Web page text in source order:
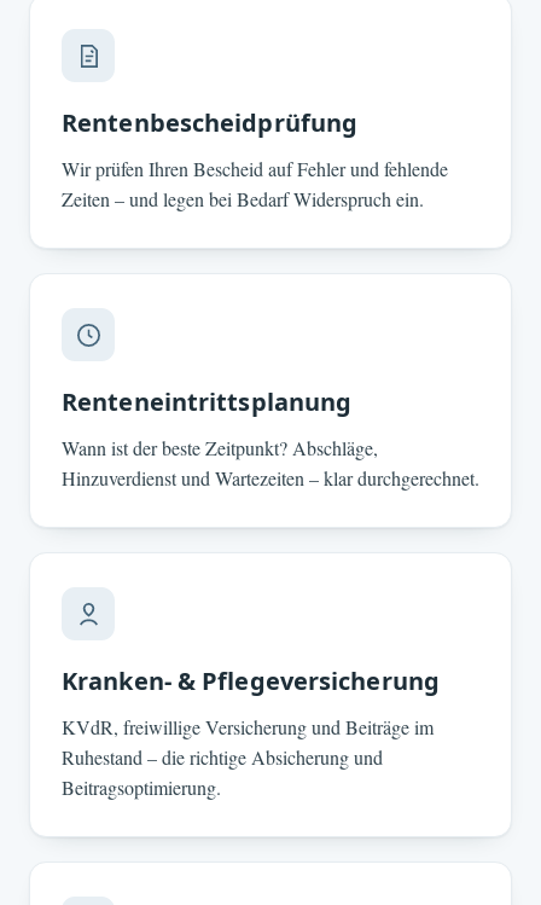
Rentenbescheidprüfung
Wir prüfen Ihren Bescheid auf Fehler und fehlende
Zeiten – und legen bei Bedarf Widerspruch ein.
Renteneintrittsplanung
Wann ist der beste Zeitpunkt? Abschläge,
Hinzuverdienst und Wartezeiten – klar durchgerechnet.
Kranken- & Pflegeversicherung
KVdR, freiwillige Versicherung und Beiträge im
Ruhestand – die richtige Absicherung und
Beitragsoptimierung.